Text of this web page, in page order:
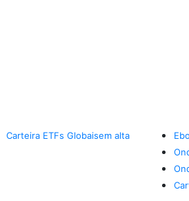
Carteira ETFs Globaisem alta